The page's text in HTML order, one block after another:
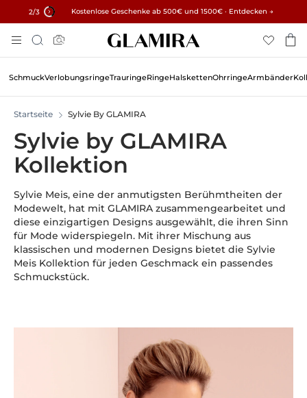
2/3 15% auf alle Bestellungen →
Kostenlose Geschenke ab 500€ und 1500€ · Entdecken →
✓ 60 Tage Rückgaberecht ✓ Kostenlose Größenanpassung
Inhalt
Springen
Suche
SchmuckVerlobungsringeTrauringeRingeHalskettenOhrringeArmbänder
Startseite Sylvie By GLAMIRA
Sylvie by GLAMIRA
Kollektion
Sylvie Meis, eine der anmutigsten Berühmtheiten der
Modewelt, hat mit GLAMIRA zusammengearbeitet und
diese einzigartigen Designs ausgewählt, die ihren Sinn
für Mode widerspiegeln. Mit ihrer Mischung aus
klassischen und modernen Designs bietet die Sylvie
Meis Kollektion für jeden Geschmack ein passendes
Schmuckstück.